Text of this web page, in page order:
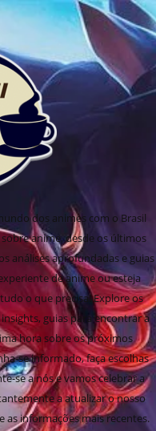
dos animes com o Brasil
anime, desde os últimos
análises aprofundadas e guias
de anime ou esteja
o que precisa! Explore os
guias para encontrar a
hora sobre os próximos
se informado, faça escolhas
se a nós e vamos celebrar a
a atualizar o nosso
informações mais recentes.